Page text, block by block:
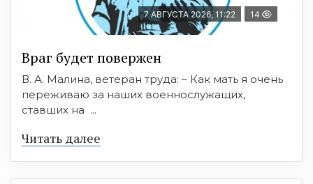
7 АВГУСТА 2026, 11:22 14
Враг будет повержен
В. А. Малина, ветеран труда: – Как мать я очень
переживаю за наших военнослужащих,
ставших на ...
Читать далее